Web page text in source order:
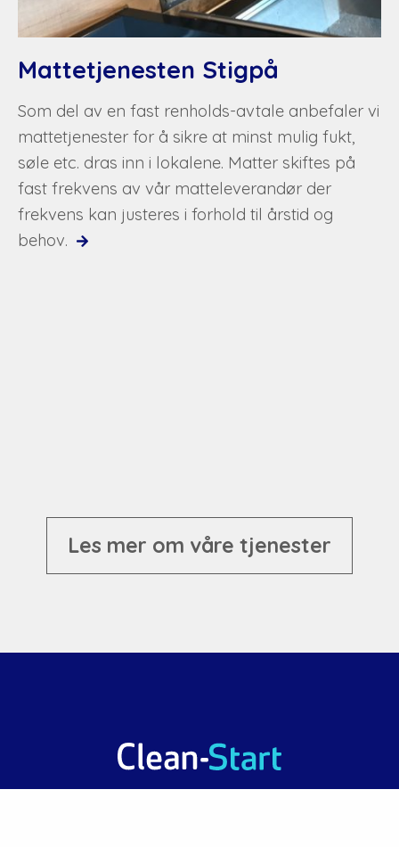
Mattetjenesten Stigpå
Som del av en fast renholds-avtale anbefaler vi
mattetjenester for å sikre at minst mulig fukt,
søle etc. dras inn i lokalene. Matter skiftes på
fast frekvens av vår matteleverandør der
frekvens kan justeres i forhold til årstid og
behov.
Les mer om våre tjenester